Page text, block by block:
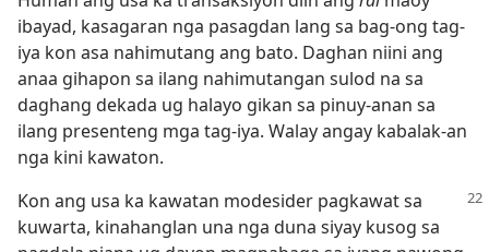
ibayad, kasagaran nga pasagdan lang sa bag-ong tag-
iya kon asa nahimutang ang bato. Daghan niini ang
anaa gihapon sa ilang nahimutangan sulod na sa
daghang dekada ug halayo gikan sa pinuy-anan sa
ilang presenteng mga tag-iya. Walay angay kabalak-an
nga kini kawaton.
Kon ang usa ka kawatan modesider pagkawat sa
kuwarta, kinahanglan una nga duna siyay kusog sa